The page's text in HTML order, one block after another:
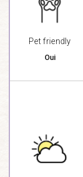
Pet friendly
Oui